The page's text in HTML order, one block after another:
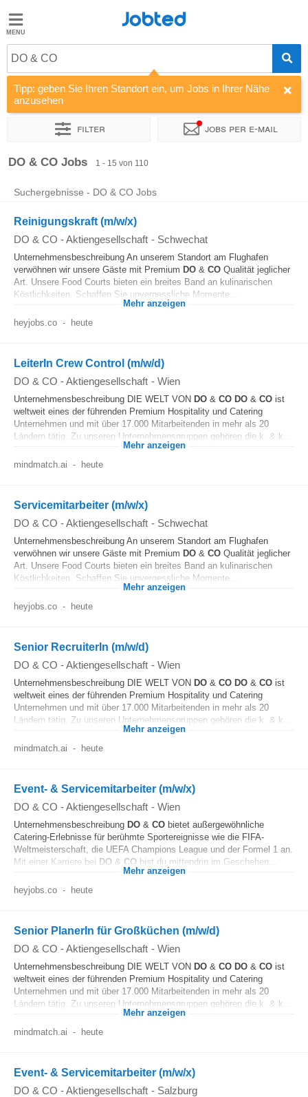
Jobted
Jobs
Gehalt
Jobted
DO & CO
Tipp: geben Sie Ihren Standort ein, um Jobs in Ihrer Nähe
anzusehen
Filter Jobs per e-mail
Sortieren nach Unternehmen
DO & CO Jobs 1 - 15 von 110
Suchergebnisse - DO & CO Jobs
Reinigungskraft (m/w/x)
DO & CO - Aktiengesellschaft - Schwechat
Unternehmensbeschreibung An unserem Standort am Flughafen
verwöhnen wir unsere Gäste mit Premium DO & CO Qualität jeglicher
Art. Unsere Food Courts bieten ein breites Band an kulinarischen
Köstlichkeiten. Schaffen Sie unvergessliche Momente...
Mehr anzeigen
heyjobs.co - heute
LeiterIn Crew Control (m/w/d)
DO & CO - Aktiengesellschaft - Wien
Unternehmensbeschreibung DIE WELT VON DO & CO DO & CO ist
weltweit eines der führenden Premium Hospitality und Catering
Unternehmen und mit über 17.000 Mitarbeitenden in mehr als 20
Ländern tätig. Zu unseren Unternehmensgruppen gehören die k. & k...
Mehr anzeigen
mindmatch.ai - heute
Servicemitarbeiter (m/w/x)
DO & CO - Aktiengesellschaft - Schwechat
Unternehmensbeschreibung An unserem Standort am Flughafen
verwöhnen wir unsere Gäste mit Premium DO & CO Qualität jeglicher
Art. Unsere Food Courts bieten ein breites Band an kulinarischen
Köstlichkeiten. Schaffen Sie unvergessliche Momente...
Mehr anzeigen
heyjobs.co - heute
Senior RecruiterIn (m/w/d)
DO & CO - Aktiengesellschaft - Wien
Unternehmensbeschreibung DIE WELT VON DO & CO DO & CO ist
weltweit eines der führenden Premium Hospitality und Catering
Unternehmen und mit über 17.000 Mitarbeitenden in mehr als 20
Ländern tätig. Zu unseren Unternehmensgruppen gehören die k. & k...
Mehr anzeigen
mindmatch.ai - heute
Event- & Servicemitarbeiter (m/w/x)
DO & CO - Aktiengesellschaft - Wien
Unternehmensbeschreibung DO & CO bietet außergewöhnliche
Catering-Erlebnisse für berühmte Sportereignisse wie die FIFA-
Weltmeisterschaft, die UEFA Champions League und der Formel 1 an.
Mit einer Karriere bei DO & CO bist du mittendrin im Geschehen...
Mehr anzeigen
heyjobs.co - heute
Senior PlanerIn für Großküchen (m/w/d)
DO & CO - Aktiengesellschaft - Wien
Unternehmensbeschreibung DIE WELT VON DO & CO DO & CO ist
weltweit eines der führenden Premium Hospitality und Catering
Unternehmen und mit über 17.000 Mitarbeitenden in mehr als 20
Ländern tätig. Zu unseren Unternehmensgruppen gehören die k. & k...
Mehr anzeigen
mindmatch.ai - heute
Event- & Servicemitarbeiter (m/w/x)
DO & CO - Aktiengesellschaft - Salzburg